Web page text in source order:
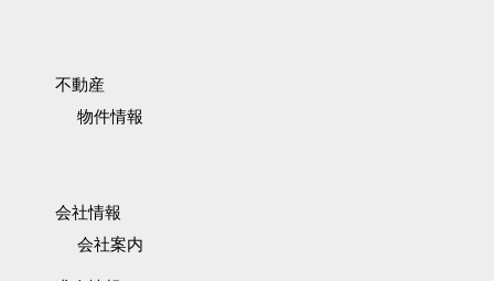
不動産
物件情報
会社情報
会社案内